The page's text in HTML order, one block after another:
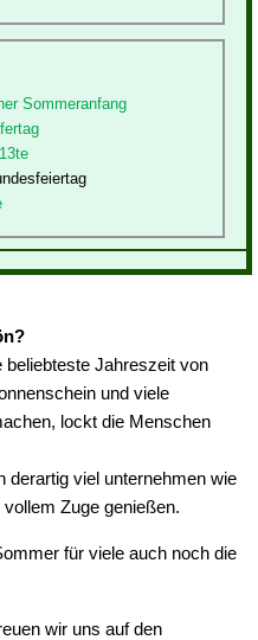
Sommeranfang
Jahreszeit von
und viele
lockt die Menschen
derartig viel unternehmen wie
Zuge genießen.
für viele auch noch die
wir uns auf den